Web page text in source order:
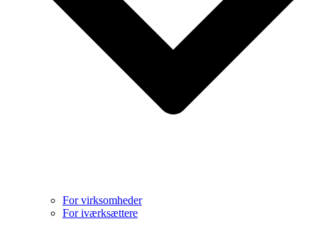
For virksomheder
For iværksættere